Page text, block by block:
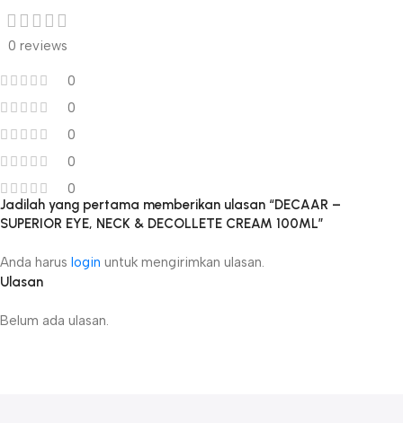
0 reviews
0
0
0
0
0
Ulasan
Belum ada ulasan.
Jadilah yang pertama memberikan ulasan “DECAAR –
SUPERIOR EYE, NECK & DECOLLETE CREAM 100ML”
Anda harus login untuk mengirimkan ulasan.